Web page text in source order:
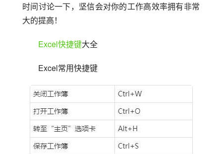
时间讨论一下，坚信会对你的工作高效率拥有非常
大的提高！
Excel快捷键大全
Excel常用快捷键